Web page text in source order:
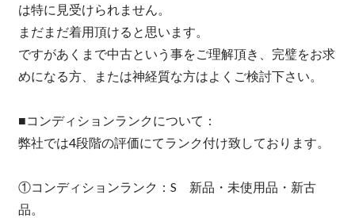
は特に見受けられません。
まだまだ着用頂けると思います。
ですがあくまで中古という事をご理解頂き、完璧をお求
めになる方、または神経質な方はよくご検討下さい。
■コンディションランクについて：
弊社では4段階の評価にてランク付け致しております。
①コンディションランク：S 新品・未使用品・新古
品。